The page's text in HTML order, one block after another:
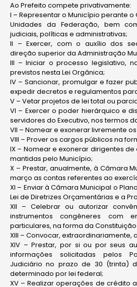
Ao Prefeito compete privativamente:
I – Representar o Município perante o
Unidades da Federação, bem
judiciais, políticas e administrativas;
II – Exercer, com o auxílio dos
direção superior da Administração
III – Iniciar o processo legislativo,
previstos nesta Lei Orgânica;
IV – Sancionar, promulgar e fazer
expedir decretos e regulamentos
V – Vetar projetos de lei total ou
VI – Exercer o poder hierárquico e
servidores do Executivo, nos termos
VII – Nomear e exonerar livremente
VIII – Prover os cargos públicos na
IX – Nomear e exonerar dirigentes
mantidas pelo Município;
X – Prestar, anualmente, à Câmara
março as contas referentes ao
XI – Enviar à Câmara Municipal o
Lei de Diretrizes Orçamentárias e a
XII – Celebrar ou autorizar
instrumentos congêneres com
particulares, na forma da Constituição
XIII – Convocar, extraordinariamente,
XIV – Prestar, por si ou por seus
informações solicitadas pelos
Judiciário no prazo de 30 (trinta)
determinado por lei federal;
XV – Realizar operações de crédito